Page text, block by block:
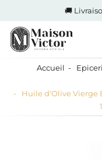
🚚
Accueil
Huile d'Olive Vierge